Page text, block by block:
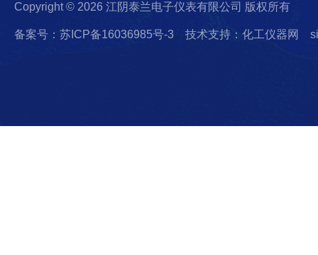
Copyright © 2026 江阴泰兰电子仪表有限公司 版权所有
备案号：苏ICP备16036985号-3 技术支持：化工仪器网